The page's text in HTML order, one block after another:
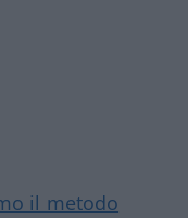
il metodo